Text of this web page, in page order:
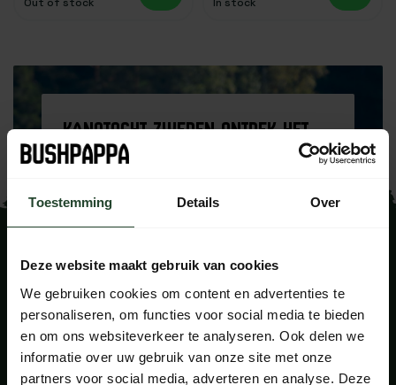
Toestemming Details Over
Deze website maakt gebruik van cookies
We gebruiken cookies om content en advertenties te
personaliseren, om functies voor social media te bieden
en om ons websiteverkeer te analyseren. Ook delen we
informatie over uw gebruik van onze site met onze
partners voor social media, adverteren en analyse. Deze
KANOTOCHT ZWEDEN ONTDEK HET
NATIONAAL PARK FÄRNEBOFJÄRDEN
beleef de ultieme zomerervaring vanaf
het prachtige water van Färnebofjärdens